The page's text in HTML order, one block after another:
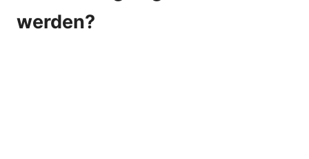
werden?